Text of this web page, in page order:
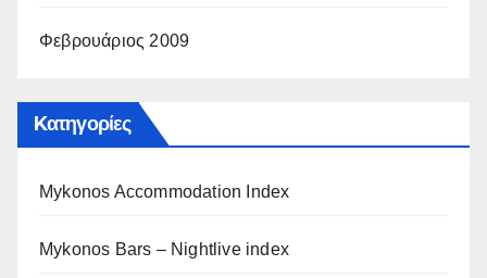
Φεβρουάριος 2009
Kατηγορίες
Mykonos Accommodation Index
Mykonos Bars – Nightlive index